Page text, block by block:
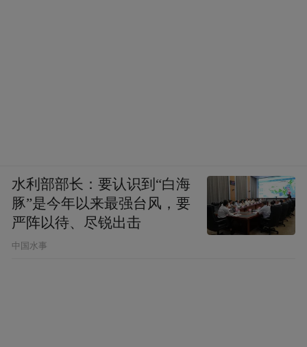
水利部部长：要认识到“白海
豚”是今年以来最强台风，要
严阵以待、尽锐出击
中国水事